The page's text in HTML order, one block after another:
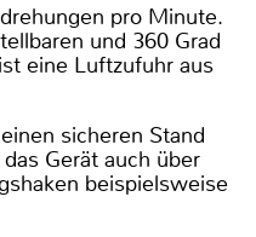
pro Minute.
und 360 Grad
eine Luftzufuhr aus
sicheren Stand
Gerät auch über
beispielsweise